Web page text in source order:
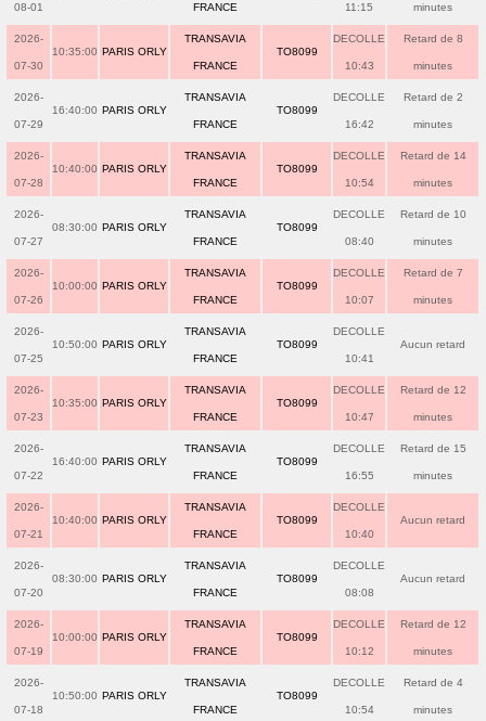
08-01 FRANCE 11:15 minutes
2026-
07-30
10:35:00 PARIS ORLY
TRANSAVIA
FRANCE
TO8099
DECOLLE
10:43
Retard de 8
minutes
2026-
07-29
16:40:00 PARIS ORLY
TRANSAVIA
FRANCE
TO8099
DECOLLE
16:42
Retard de 2
minutes
2026-
07-28
10:40:00 PARIS ORLY
TRANSAVIA
FRANCE
TO8099
DECOLLE
10:54
Retard de 14
minutes
2026-
07-27
08:30:00 PARIS ORLY
TRANSAVIA
FRANCE
TO8099
DECOLLE
08:40
Retard de 10
minutes
2026-
07-26
10:00:00 PARIS ORLY
TRANSAVIA
FRANCE
TO8099
DECOLLE
10:07
Retard de 7
minutes
2026-
07-25
10:50:00 PARIS ORLY
TRANSAVIA
FRANCE
TO8099
DECOLLE
10:41
Aucun retard
2026-
07-23
10:35:00 PARIS ORLY
TRANSAVIA
FRANCE
TO8099
DECOLLE
10:47
Retard de 12
minutes
2026-
07-22
16:40:00 PARIS ORLY
TRANSAVIA
FRANCE
TO8099
DECOLLE
16:55
Retard de 15
minutes
2026-
07-21
10:40:00 PARIS ORLY
TRANSAVIA
FRANCE
TO8099
DECOLLE
10:40
Aucun retard
2026-
07-20
08:30:00 PARIS ORLY
TRANSAVIA
FRANCE
TO8099
DECOLLE
08:08
Aucun retard
2026-
07-19
10:00:00 PARIS ORLY
TRANSAVIA
FRANCE
TO8099
DECOLLE
10:12
Retard de 12
minutes
2026-
07-18
10:50:00 PARIS ORLY
TRANSAVIA
FRANCE
TO8099
DECOLLE
10:54
Retard de 4
minutes